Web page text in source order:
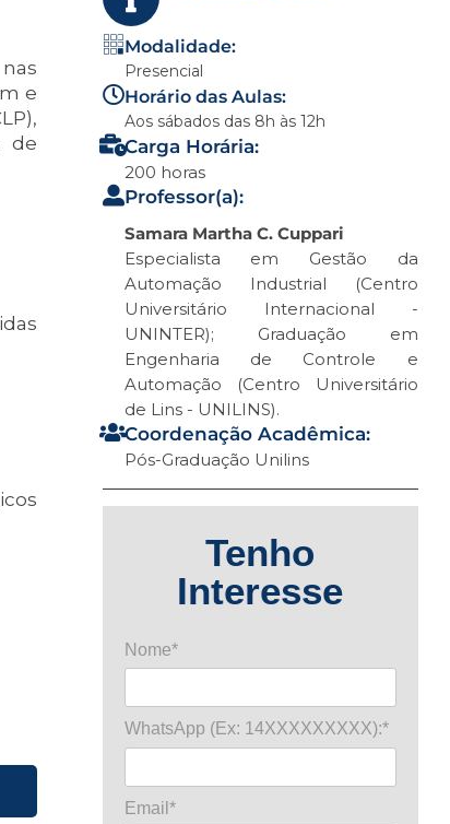
e
de
Modalidade:
Presencial
Horário das Aulas:
Aos sábados das 8h às 12h
Carga Horária:
200 horas
Professor(a):
Samara Martha C. Cuppari
Especialista em Gestão da
Automação Industrial (Centro
Universitário Internacional -
UNINTER); Graduação em
Engenharia de Controle e
Automação (Centro Universitário
de Lins - UNILINS).
Coordenação Acadêmica:
Pós-Graduação Unilins
Tenho
Interesse
Nome*
WhatsApp (Ex: 14XXXXXXXXX):*
Email*